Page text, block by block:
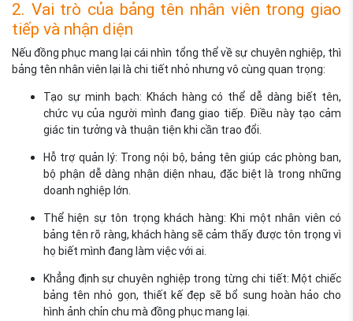
2. Vai trò của bảng tên nhân viên trong giao
tiếp và nhận diện
Nếu đồng phục mang lại cái nhìn tổng thể về sự chuyên nghiệp, thì
bảng tên nhân viên lại là chi tiết nhỏ nhưng vô cùng quan trọng:
Tạo sự minh bạch: Khách hàng có thể dễ dàng biết tên,
chức vụ của người mình đang giao tiếp. Điều này tạo cảm
giác tin tưởng và thuận tiện khi cần trao đổi.
Hỗ trợ quản lý: Trong nội bộ, bảng tên giúp các phòng ban,
bộ phận dễ dàng nhận diện nhau, đặc biệt là trong những
doanh nghiệp lớn.
Thể hiện sự tôn trọng khách hàng: Khi một nhân viên có
bảng tên rõ ràng, khách hàng sẽ cảm thấy được tôn trọng vì
họ biết mình đang làm việc với ai.
Khẳng định sự chuyên nghiệp trong từng chi tiết: Một chiếc
bảng tên nhỏ gọn, thiết kế đẹp sẽ bổ sung hoàn hảo cho
hình ảnh chỉn chu mà đồng phục mang lại.